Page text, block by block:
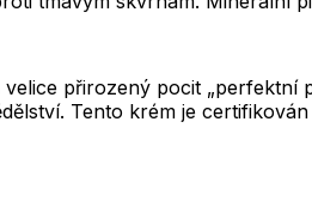
přirozený pocit
Tento krém je